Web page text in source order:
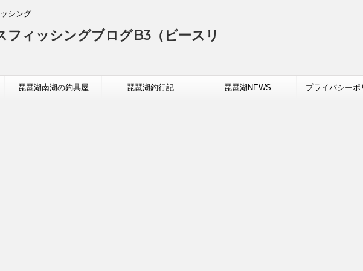
シング
フィッシングブログB3（ビースリ
琵琶湖南湖の釣具屋 琵琶湖釣行記 琵琶湖NEWS プライバシーポ